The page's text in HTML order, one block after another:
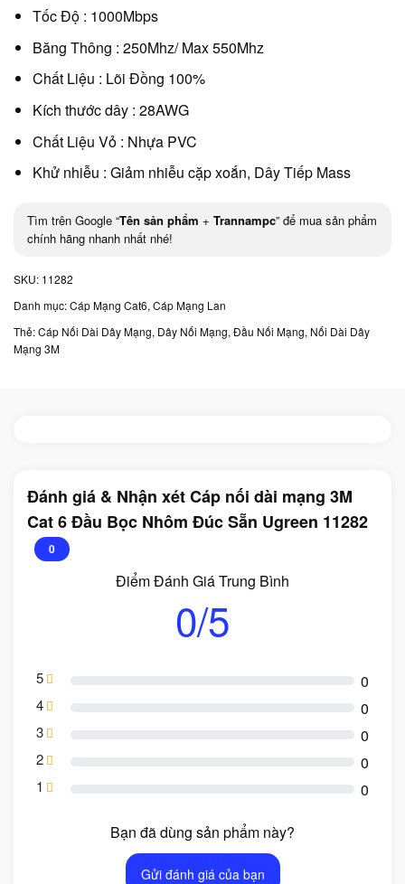
Tốc Độ : 1000Mbps
Băng Thông : 250Mhz/ Max 550Mhz
Chất Liệu : Lõi Đồng 100%
Kích thước dây : 28AWG
Chất Liệu Vỏ : Nhựa PVC
Khử nhiễu : Giảm nhiễu cặp xoắn, Dây Tiếp Mass
Tìm trên Google “Tên sản phẩm + Trannampc” để mua sản phẩm
chính hãng nhanh nhất nhé!
SKU: 11282
Danh mục:Cáp Mạng Cat6, Cáp Mạng Lan
Thẻ:Cáp Nối Dài Dây Mạng, Dây Nối Mạng, Đầu Nối Mạng, Nối Dài Dây
Mạng 3M
Đánh giá & Nhận xét Cáp nối dài mạng 3M
Cat 6 Đầu Bọc Nhôm Đúc Sẵn Ugreen 11282
0
Điểm Đánh Giá Trung Bình
0/5
5 0
4 0
3 0
2 0
1 0
Bạn đã dùng sản phẩm này?
Gửi đánh giá của bạn